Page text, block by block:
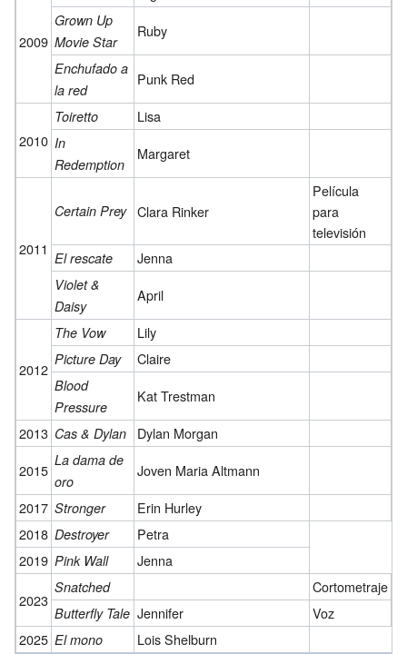
2009
Grown Up
Movie Star
Ruby
Enchufado a
la red
Punk Red
2010
Toiretto Lisa
In
Redemption
Margaret
2011
Certain Prey Clara Rinker
Película
para
televisión
El rescate Jenna
Violet &
Daisy
April
2012
The Vow Lily
Picture Day Claire
Blood
Pressure
Kat Trestman
2013 Cas & Dylan
Dylan Morgan
2015
La dama de
oro
Joven Maria Altmann
2017 Stronger
Erin Hurley
2018 Destroyer
Petra
2019 Pink Wall Jenna
2023
Snatched Cortometraje
Butterfly Tale Jennifer
Voz
2025 El mono Lois Shelburn